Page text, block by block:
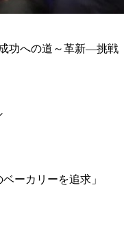
功への道～革新―挑戦
ベーカリーを追求」